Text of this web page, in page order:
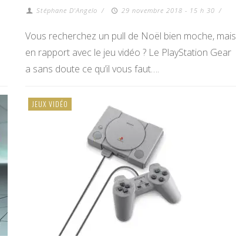
Stéphane D'Angelo / 29 novembre 2018 - 15 h 30 /
Vous recherchez un pull de Noël bien moche, mais
en rapport avec le jeu vidéo ? Le PlayStation Gear
a sans doute ce qu’il vous faut….
JEUX VIDÉO